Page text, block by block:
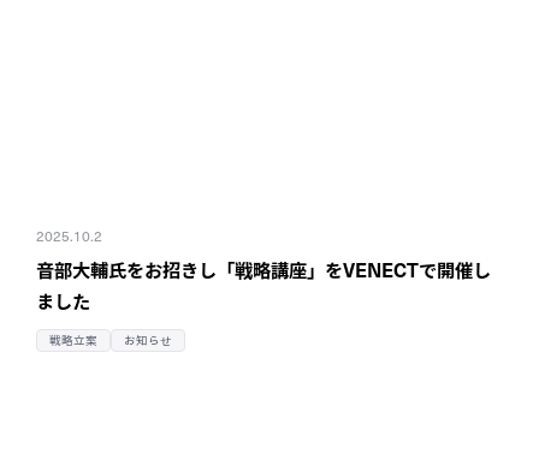
2025.10.2
音部大輔氏をお招きし「戦略講座」をVENECTで開催し
ました
戦略立案 お知らせ